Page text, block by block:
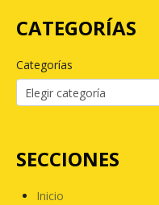
CATEGORÍAS
Categorías
SECCIONES
Inicio